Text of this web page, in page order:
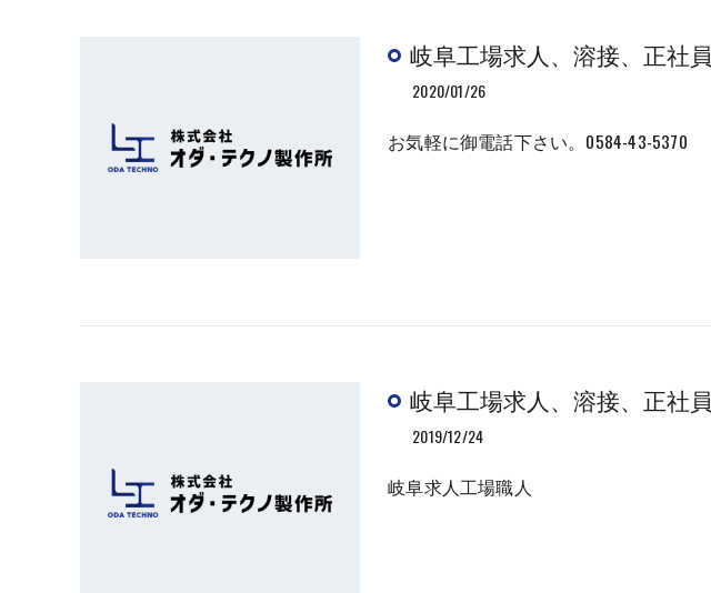
岐阜工場求人、溶接、正社員
2020/01/26
お気軽に御電話下さい。0584-43-5370
岐阜工場求人、溶接、正社員
2019/12/24
岐阜求人工場職人